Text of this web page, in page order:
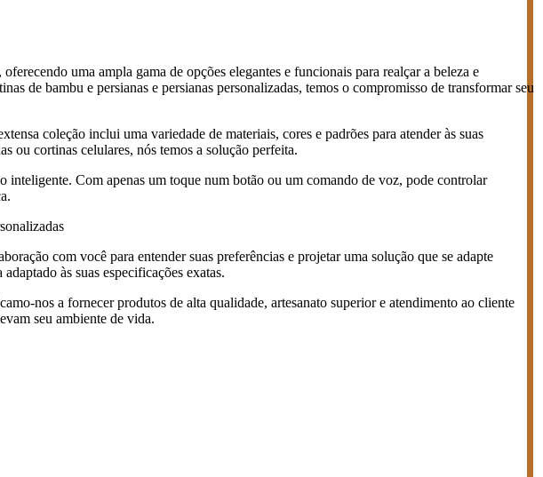
uma ampla gama de opções elegantes e funcionais para realçar a beleza e
de bambu e persianas e persianas personalizadas, temos o compromisso de transformar seu
coleção inclui uma variedade de materiais, cores e padrões para atender às suas
ou cortinas celulares, nós temos a solução perfeita.
inteligente. Com apenas um toque num botão ou um comando de voz, pode controlar
com você para entender suas preferências e projetar uma solução que se adapte
às suas especificações exatas.
nos a fornecer produtos de alta qualidade, artesanato superior e atendimento ao cliente
seu ambiente de vida.